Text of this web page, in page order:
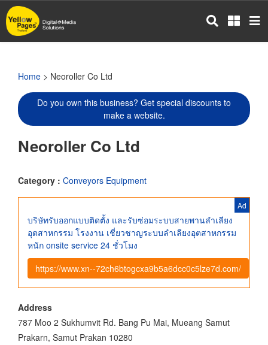
Skip
to
main
Home > Neoroller Co Ltd
Do you own this business? Get special discounts to
make a website.
Neoroller Co Ltd
Category : Conveyors Equipment
Ad
บริษัทรับออกแบบติดตั้ง และรับซ่อมระบบสายพานลำเลียง
อุตสาหกรรม โรงงาน เชี่ยวชาญระบบลำเลียงอุตสาหกรรม
หนัก onsite service 24 ชั่วโมง
https://www.xn--72ch6btogcxa9b5a6dcc0c5lze7d.com/
Address
787 Moo 2 Sukhumvit Rd. Bang Pu Mai, Mueang Samut
Prakarn, Samut Prakan 10280